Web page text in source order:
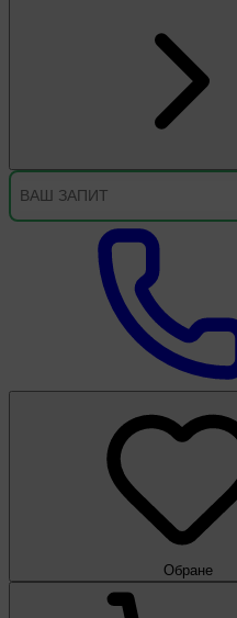
Обране